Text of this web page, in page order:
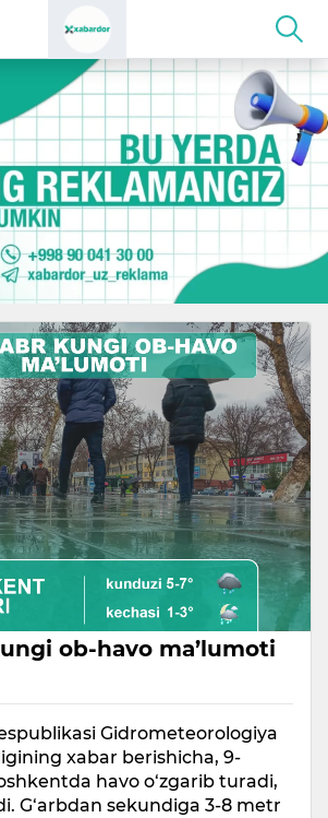
ob-havo ma’lumoti
Gidrometeorologiya
xabar berishicha, 9-
havo o‘zgarib turadi,
G‘arbdan sekundiga 3-8 metr